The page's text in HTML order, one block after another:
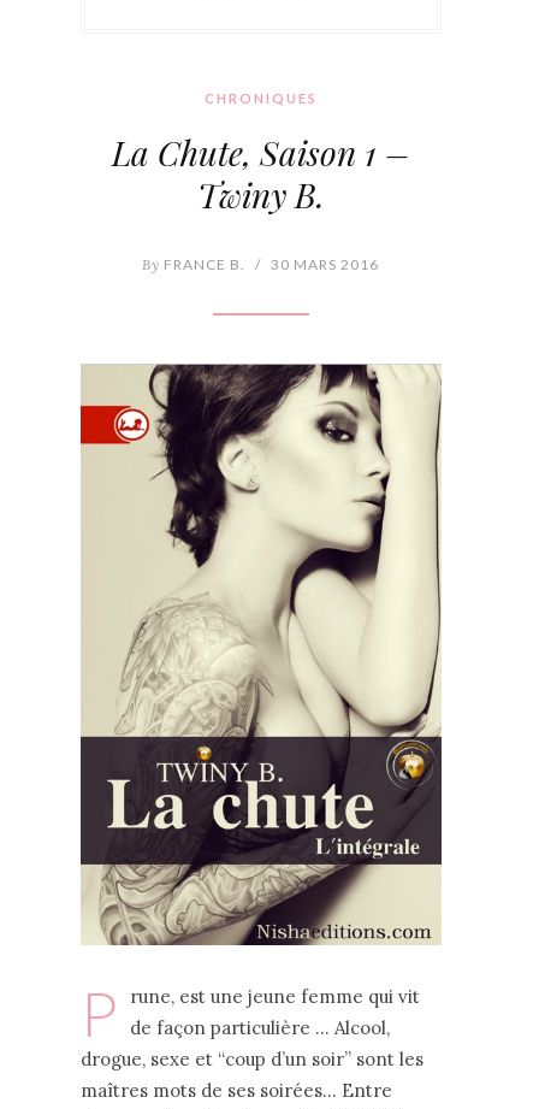
CHRONIQUES
La Chute, Saison 1 –
Twiny B.
By FRANCE B. / 30 MARS 2016
P
rune, est une jeune femme qui vit
de façon particulière … Alcool,
drogue, sexe et “coup d’un soir” sont les
maîtres mots de ses soirées… Entre